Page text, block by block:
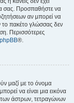
σας. Προσπαθήστε να
αν μπορεί να
το πακέτο γλώσσας δεν
Περισσότερες
phpBB®.
μαζί με το όνομα
να είναι μια εικόνα
των άστρων, τετραγώνων